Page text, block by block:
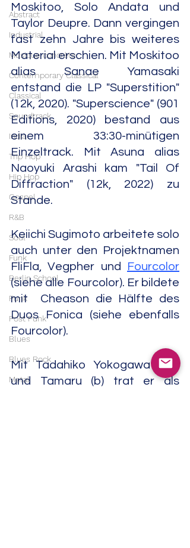
Abstract
Industrial
Musique concrète
Contemporary Classical
Classical
Soundtrack
India
Trip Hop
Hip Hop
Gospel
R&B
Soul
Funk
Berlin School
Punk
Post Punk
Blues
Blues Rock
Metal
Moskitoo, Solo Andata und
Taylor Deupre. Dann vergingen
fast zehn Jahre bis weiteres
Material erschien. Mit Moskitoo
alias Sanae Yamasaki
entstand die LP "Superstition"
(12k, 2020). "Superscience" (901
Editions, 2020) bestand aus
einem 33:30-minütigen
Einzeltrack. Mit Asuna alias
Naoyuki Arashi kam "Tail Of
Diffraction" (12k, 2022) zu
Stande.
Keiichi Sugimoto arbeitete solo
auch unter den Projektnamen
FliFla, Vegpher und
Fourcolor
(siehe alle Fourcolor). Er bildete
mit  Cheason die Hälfte des
Duos Fonica (siehe ebenfalls
Fourcolor).
Mit Tadahiko Yokogawa (vio)
und Tamaru (b) trat er als